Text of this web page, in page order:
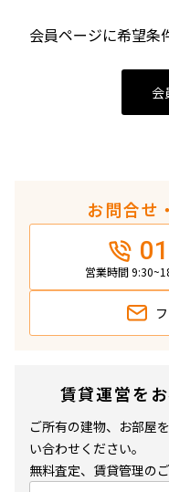
4LDK〜
15年以内
指定なし
3分以内
10分以内
会員ページに希望条
会
お問合せ
営業時間
賃貸運営を
ご所有の建物、お部屋
い合わせください。
無料査定、賃貸管理の